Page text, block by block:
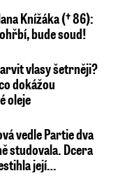
Knížáka († 86):
bude soud!
vlasy šetrněji?
dokážou
oleje
vedle Partie dva
studovala. Dcera
její…